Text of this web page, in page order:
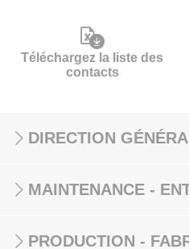
Téléchargez la liste des
contacts
DIRECTION
MAINTENANCE -
PRODUCTION -